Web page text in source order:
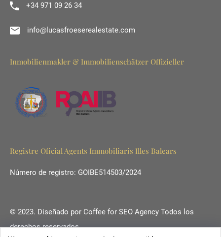
+34 971 09 26 34
info@lucasfroeserealestate.com
Inmobilienmakler & Immobilienschätzer Offizieller
Registre Oficial Agents Immobiliaris Illes Balears
Número de registro: GOIBE514503/2024
© 2023. Diseñado por Coffee for SEO Agency Todos los
derechos reservados.